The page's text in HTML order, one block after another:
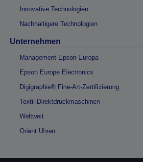
Innovative Technologien
Nachhaltigere Technologien
Unternehmen
Management Epson Europa
Epson Europe Electronics
Digigraphie® Fine-Art-Zertifizierung
Textil-Direktdruckmaschinen
Weltweit
Orient Uhren